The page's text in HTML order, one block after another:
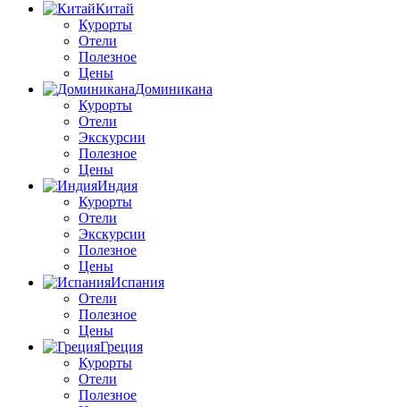
Китай
Курорты
Отели
Полезное
Цены
Доминикана
Курорты
Отели
Экскурсии
Полезное
Цены
Индия
Курорты
Отели
Экскурсии
Полезное
Цены
Испания
Отели
Полезное
Цены
Греция
Курорты
Отели
Полезное